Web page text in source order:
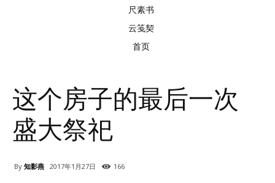
尺素书
云笺契
首页
这个房子的最后一次
盛大祭祀
By 知影燕 2017年1月27日 166